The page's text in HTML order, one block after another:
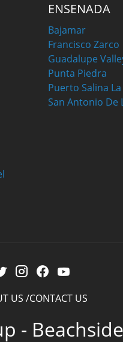
ENSENADA
Bajamar
Francisco Zarco
Guadalupe
Punta Piedra
Puerto Salina
San Antonio De
US CONTACT US
-